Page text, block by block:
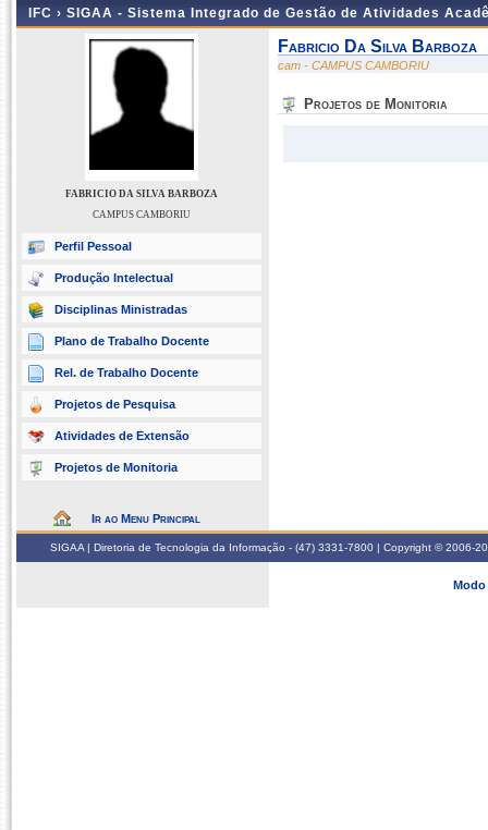
IFC › SIGAA - Sistema Integrado de Gestão de Atividades
FABRICIO DA SILVA BARBOZA
CAMPUS CAMBORIU
Perfil Pessoal
Produção Intelectual
Disciplinas Ministradas
Plano de Trabalho Docente
Rel. de Trabalho Docente
Projetos de Pesquisa
Atividades de Extensão
Projetos de Monitoria
Ir ao Menu Principal
Fabricio Da Silva Barboza
cam - CAMPUS CAMBORIU
Projetos de Monitoria
SIGAA | Diretoria de Tecnologia da Informação - (47) 3331-7800 | Copyright © 2006-
Modo